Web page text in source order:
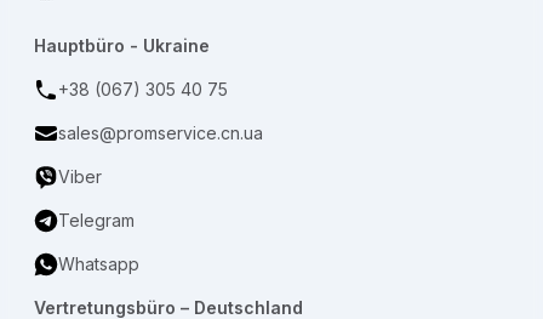
Hauptbüro - Ukraine
+38 (067) 305 40 75
sales@promservice.cn.ua
Viber
Telegram
Whatsapp
Vertretungsbüro – Deutschland